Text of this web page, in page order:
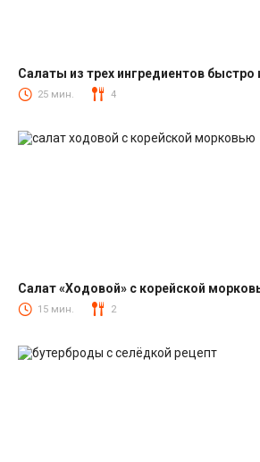
Салаты
Салаты из трех ингредиентов быстро
25 мин. 4
Салаты с корейской морковкой
Салат «Ходовой» с корейской
15 мин. 2